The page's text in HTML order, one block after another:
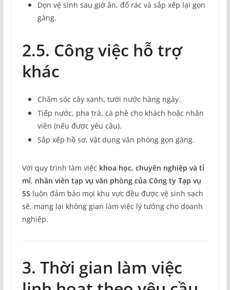
Dọn vệ sinh sau giờ ăn, đổ rác và sắp xếp lại gọn
gàng.
2.5. Công việc hỗ trợ
khác
Chăm sóc cây xanh, tưới nước hàng ngày.
Tiếp nước, pha trà, cà phê cho khách hoặc nhân
viên (nếu được yêu cầu).
Sắp xếp hồ sơ, vật dụng văn phòng gọn gàng.
Với quy trình làm việc khoa học, chuyên nghiệp và tỉ
mỉ, nhân viên tạp vụ văn phòng của Công ty Tạp vụ
5S luôn đảm bảo mọi khu vực đều được vệ sinh sạch
sẽ, mang lại không gian làm việc lý tưởng cho doanh
nghiệp.
3. Thời gian làm việc